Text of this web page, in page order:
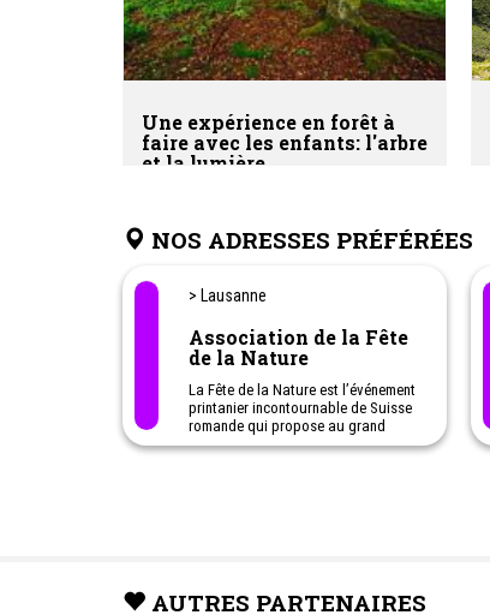
Une expérience en forêt à
faire avec les enfants: l'arbre
et la lumière
NOS ADRESSES PRÉFÉRÉES
> Lausanne
Association de la Fête
de la Nature
La Fête de la Nature est l’événement
printanier incontournable de Suisse
romande qui propose au grand
public des activités nature
AUTRES PARTENAIRES